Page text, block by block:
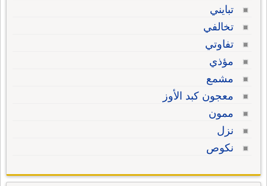
تبايني
تخالفي
تفاوتي
مؤذي
مشمع
معجون كبد الأوز
ممون
نزل
نكوص